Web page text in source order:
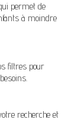
permet de
à moindre
filtres pour
recherche et